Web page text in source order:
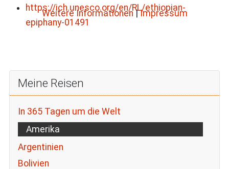
https://ich.unesco.org/en/RL/ethiopian-
epiphany-01491
Meine Reisen
In 365 Tagen um die Welt
Amerika
Argentinien
Bolivien
Weitere Informationen|Impressum